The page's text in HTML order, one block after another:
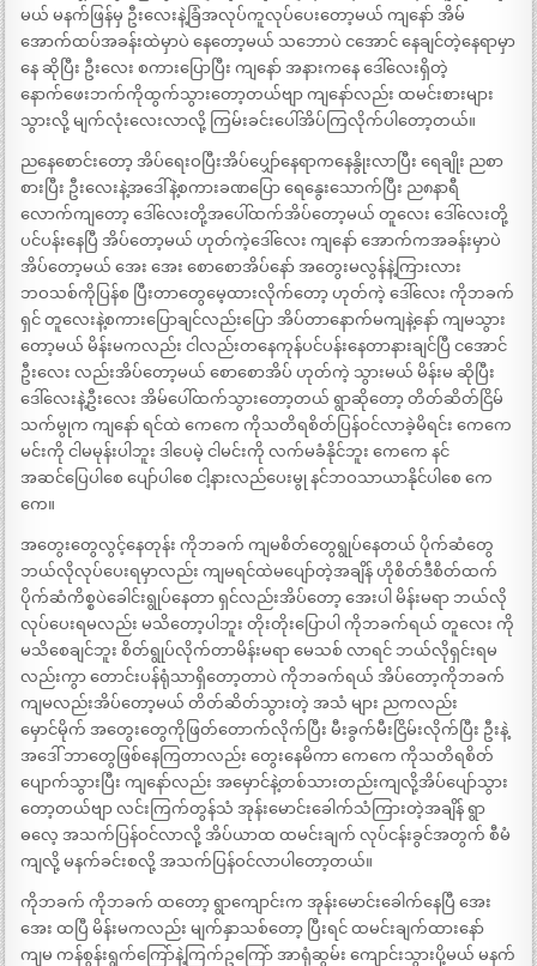
မယ် မနက်ဖြန်မှ ဦးလေးနဲ့ခြံအလုပ်ကူလုပ်ပေးတော့မယ် ကျနော် အိမ်
အောက်ထပ်အခန်းထဲမှာပဲ နေတော့မယ် သဘောပဲ ငအောင် နေချင်တဲ့နေရာမှာ
နေ ဆိုပြီး ဦးလေး စကားပြောပြီး ကျနော် အနားကနေ ဒေါ်လေးရှိတဲ့
နောက်ဖေးဘက်ကိုထွက်သွားတော့တယ်ဗျာ ကျနော်လည်း ထမင်းစားများ
သွားလို့ မျက်လုံးလေးလာလို့ ကြမ်းခင်းပေါ်အိပ်ကြလိုက်ပါတော့တယ်။
ညနေစောင်းတော့ အိပ်ရေးဝပြီးအိပ်ပျှော်နေရာကနေနွိုးလာပြီး ရေချိုး ညစာ
စားပြီး ဦးလေးနဲ့အဒေါ်နဲ့စကားခဏပြော ရေနွေးသောက်ပြီး ည၈နာရီ
လောက်ကျတော့ ဒေါ်လေးတို့အပေါ်ထက်အိပ်တော့မယ် တူလေး ဒေါ်လေးတို့
ပင်ပန်းနေပြီ အိပ်တော့မယ် ဟုတ်ကဲ့ဒေါ်လေး ကျနော် အောက်ကအခန်းမှာပဲ
အိပ်တော့မယ် အေး အေး စောစောအိပ်နော် အတွေးမလွန်နဲ့ကြားလား
ဘဝသစ်ကိုပြန်စ ပြီးတာတွေမေ့ထားလိုက်တော့ ဟုတ်ကဲ့ ဒေါ်လေး ကိုဘခက်
ရှင် တူလေးနဲ့စကားပြောချင်လည်းပြော အိပ်တာနောက်မကျနဲ့နော် ကျမသွား
တော့မယ် မိန်းမကလည်း ငါလည်းတနေကုန်ပင်ပန်းနေတာနားချင်ပြီ ငအောင်
ဦးလေး လည်းအိပ်တော့မယ် စောစောအိပ် ဟုတ်ကဲ့ သွားမယ် မိန်းမ ဆိုပြီး
ဒေါ်လေးနဲ့ဦးလေး အိမ်ပေါ်ထက်သွားတော့တယ် ရွာဆိုတော့ တိတ်ဆိတ်ငြိမ်
သက်မွုက ကျနော် ရင်ထဲ ကေကေ ကိုသတိရစိတ်ပြန်ဝင်လာခဲ့မိရင်း ကေကေ
မင်းကို ငါမမုန်းပါဘူး ဒါပေမဲ့ ငါမင်းကို လက်မခံနိုင်ဘူး ကေကေ နင်
အဆင်ပြေပါစေ ပျော်ပါစေ ငါ့နားလည်ပေးမွု နင်ဘဝသာယာနိုင်ပါစေ ကေ
ကေ။
အတွေးတွေလွင့်နေတုန်း ကိုဘခက် ကျမစိတ်တွေရွုပ်နေတယ် ပိုက်ဆံတွေ
ဘယ်လိုလုပ်ပေးရမှာလည်း ကျမရင်ထဲမပျော်တဲ့အချိန် ဟိုစိတ်ဒီစိတ်ထက်
ပိုက်ဆံကိစ္စပဲခေါင်းရွုပ်နေတာ ရှင်လည်းအိပ်တော့ အေးပါ မိန်းမရာ ဘယ်လို
လုပ်ပေးရမလည်း မသိတော့ပါဘူး တိုးတိုးပြောပါ ကိုဘခက်ရယ် တူလေး ကို
မသိစေချင်ဘူး စိတ်ရွုပ်လိုက်တာမိန်းမရာ မေသစ် လာရင် ဘယ်လိုရှင်းရမ
လည်းကွာ တောင်းပန်ရုံသာရှိတော့တာပဲ ကိုဘခက်ရယ် အိပ်တော့ကိုဘခက်
ကျမလည်းအိပ်တော့မယ် တိတ်ဆိတ်သွားတဲ့ အသံ များ ညကလည်း
မှောင်မိုက် အတွေးတွေကိုဖြတ်တောက်လိုက်ပြီး မီးခွက်မီးငြိမ်းလိုက်ပြီး ဦးနဲ့
အဒေါ် ဘာတွေဖြစ်နေကြတာလည်း တွေးနေမိကာ ကေကေ ကိုသတိရစိတ်
ပျောက်သွားပြီး ကျနော်လည်း အမှောင်နဲ့တစ်သားတည်းကျလို့အိပ်ပျော်သွား
တော့တယ်ဗျာ လင်းကြက်တွန်သံ အုန်းမောင်းခေါက်သံကြားတဲ့အချိန် ရွာ
ဓလေ့ အသက်ပြန်ဝင်လာလို့ အိပ်ယာထ ထမင်းချက် လုပ်ငန်းခွင်အတွက် စီမံ
ကျလို့ မနက်ခင်းစလို့ အသက်ပြန်ဝင်လာပါတော့တယ်။
ကိုဘခက် ကိုဘခက် ထတော့ ရွာကျောင်းက အုန်းမောင်းခေါက်နေပြီ အေး
အေး ထပြီ မိန်းမကလည်း မျက်နှာသစ်တော့ ပြီးရင် ထမင်းချက်ထားနော်
ကျမ ကန်စွန်းရွက်ကြော်နဲ့ကြက်ဥကြော် အာရုံဆွမ်း ကျောင်းသွားပို့မယ် မနက်